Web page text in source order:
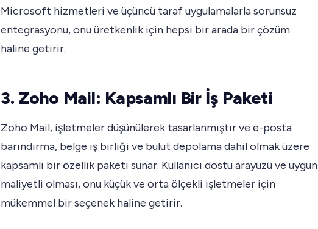
Microsoft hizmetleri ve üçüncü taraf uygulamalarla sorunsuz
entegrasyonu, onu üretkenlik için hepsi bir arada bir çözüm
haline getirir.
3. Zoho Mail: Kapsamlı Bir İş Paketi
Zoho Mail, işletmeler düşünülerek tasarlanmıştır ve e-posta
barındırma, belge iş birliği ve bulut depolama dahil olmak üzere
kapsamlı bir özellik paketi sunar. Kullanıcı dostu arayüzü ve uygun
maliyetli olması, onu küçük ve orta ölçekli işletmeler için
mükemmel bir seçenek haline getirir.